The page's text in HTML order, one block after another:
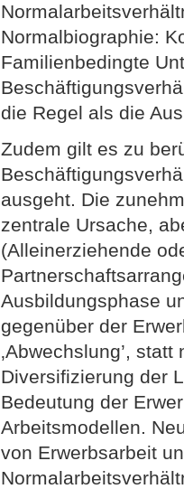
Normalbiographie:
Familienbedingte
die Regel als die
Zudem gilt es zu
ausgeht. Die
zentrale Ursache,
(Alleinerziehende
Ausbildungsphase
gegenüber der
‚Abwechslung’,
Diversifizierung der
Bedeutung der
Arbeitsmodellen.
von Erwerbsarbeit